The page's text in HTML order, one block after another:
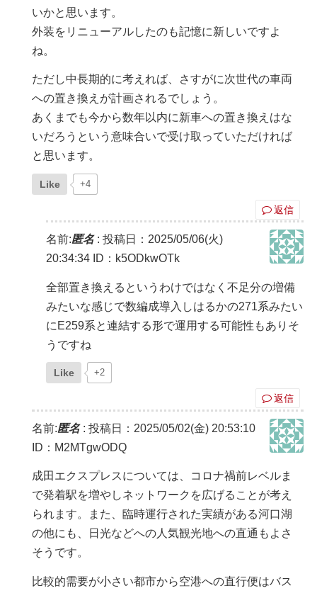
いかと思います。
外装をリニューアルしたのも記憶に新しいですよ
ね。
ただし中長期的に考えれば、さすがに次世代の車両
への置き換えが計画されるでしょう。
あくまでも今から数年以内に新車への置き換えはな
いだろうという意味合いで受け取っていただければ
と思います。
Like +4
返信
名前:匿名: 投稿日：2025/05/06(火)
20:34:34 ID：k5ODkwOTk
全部置き換えるというわけではなく不足分の増備
みたいな感じで数編成導入しはるかの271系みたい
にE259系と連結する形で運用する可能性もありそ
うですね
Like +2
返信
名前:匿名: 投稿日：2025/05/02(金) 20:53:10
ID：M2MTgwODQ
成田エクスプレスについては、コロナ禍前レベルま
で発着駅を増やしネットワークを広げることが考え
られます。また、臨時運行された実績がある河口湖
の他にも、日光などへの人気観光地への直通もよさ
そうです。
比較的需要が小さい都市から空港への直行便はバス